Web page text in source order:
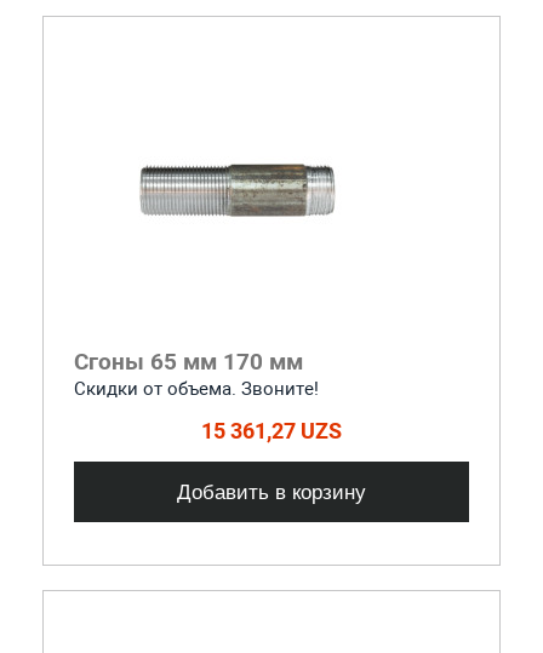
Сгоны 65 мм 170 мм
Скидки от объема. Звоните!
15 361,27 UZS
Добавить в корзину